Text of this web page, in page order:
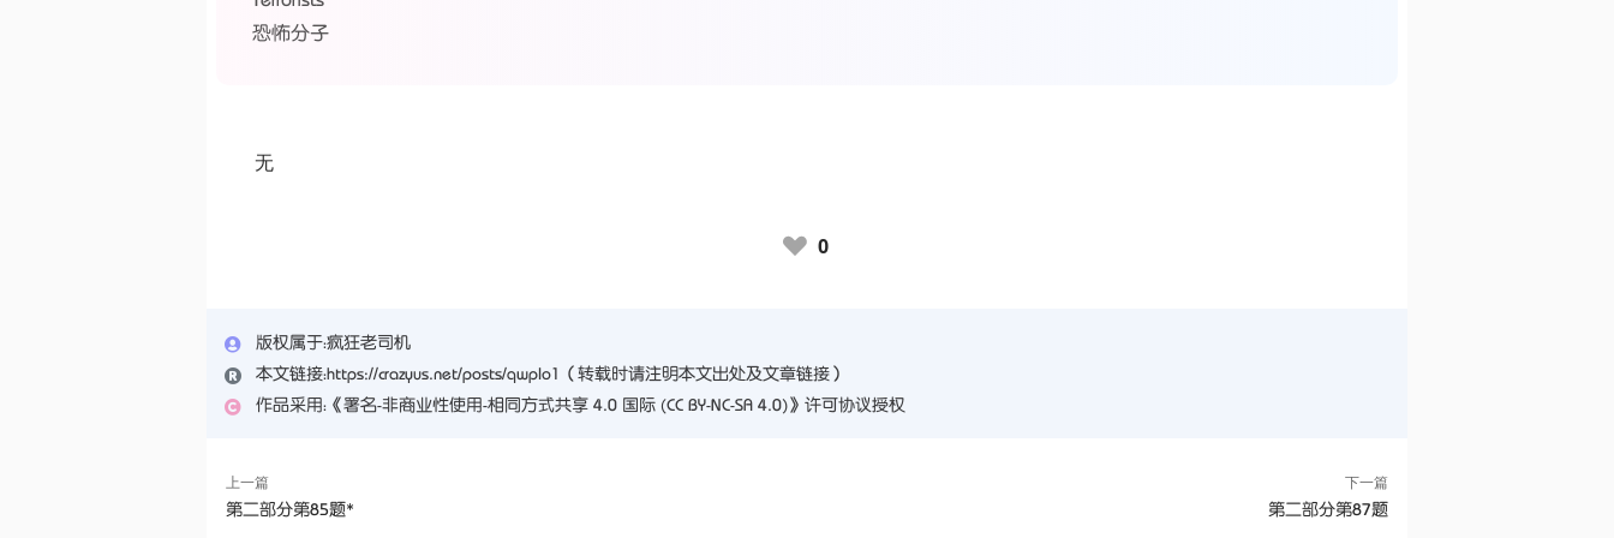
恐怖分子
无
♥ 0
版权属于：疯狂老司机
本文链接：https://crazyus.net/posts/qwplo1
（转载时请注明本文出处及文章链接）
作品采用： 《 署名-非商业性使用-相同方式共享 4.0 国际 (CC BY-NC-SA 4.0) 》许可协议授权
上一篇
第二部分第85题*
下一篇
第二部分第87题